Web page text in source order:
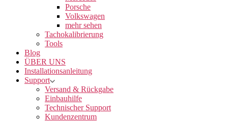
Porsche
Volkswagen
mehr sehen
Tachokalibrierung
Tools
Blog
ÜBER UNS
Installationsanleitung
Support
Versand & Rückgabe
Einbauhilfe
Technischer Support
Kundenzentrum